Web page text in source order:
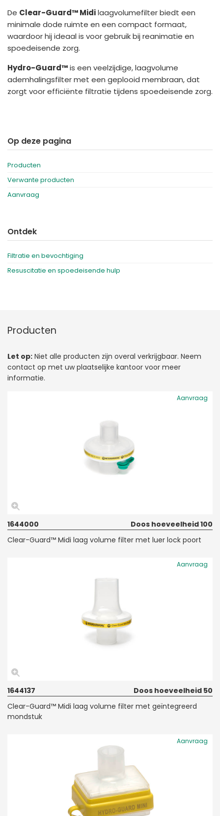
France
International English
De Clear-Guard™ Midilaagvolumefilter biedt een
minimale dode ruimte en een compact formaat,
waardoor hij ideaal is voor gebruik bij reanimatie en
spoedeisende zorg.
Hydro-Guard™is een veelzijdige, laagvolume
ademhalingsfilter met een geplooid membraan, dat
zorgt voor efficiënte filtratie tijdens spoedeisende zorg.
Op deze pagina
Producten
Verwante producten
Aanvraag
Ontdek
Filtratie en bevochtiging
Resuscitatie en spoedeisende hulp
Producten
Let op: Niet alle producten zijn overal verkrijgbaar. Neem
contact op met uw plaatselijke kantoor voor meer
informatie.
Aanvraag
1644000
Doos hoeveelheid 100
Clear-Guard™ Midi laag volume filter met luer lock poort
Aanvraag
1644137
Doos hoeveelheid 50
Clear-Guard™ Midi laag volume filter met geïntegreerd
mondstuk
Aanvraag